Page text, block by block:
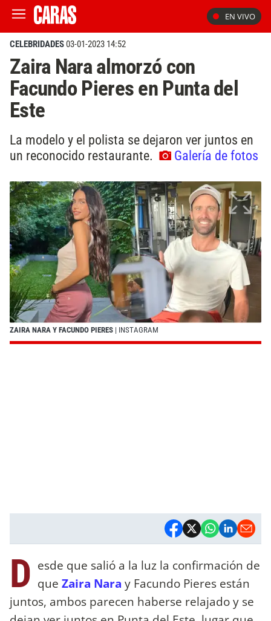
EN VIVO
CELEBRIDADES03-01-2023 14:52
Zaira Nara almorzó con
Facundo Pieres en Punta del
Este
La modelo y el polista se dejaron ver juntos en
un reconocido restaurante.
Galería de fotos
ZAIRA NARA Y FACUNDO PIERES | INSTAGRAM
D esde que salió a la luz la confirmación de
que Zaira Nara y Facundo Pieres están
juntos, ambos parecen haberse relajado y se